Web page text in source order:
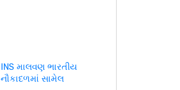
INS માલવણ ભારતીય
નૌકાદળમાં સામેલ